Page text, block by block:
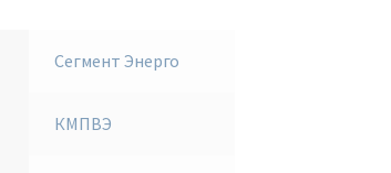
Сегмент Энерго
КМПВЭ